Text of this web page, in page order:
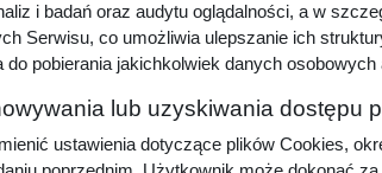
i badań oraz audytu oglądalności, a w
Serwisu, co umożliwia ulepszanie ich
pobierania jakichkolwiek danych
lub uzyskiwania dostępu
ustawienia dotyczące plików Cookies,